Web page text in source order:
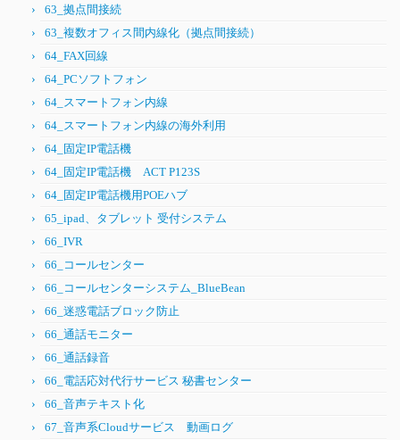
63_拠点間接続
63_複数オフィス間内線化（拠点間接続）
64_FAX回線
64_PCソフトフォン
64_スマートフォン内線
64_スマートフォン内線の海外利用
64_固定IP電話機
64_固定IP電話機 ACT P123S
64_固定IP電話機用POEハブ
65_ipad、タブレット 受付システム
66_IVR
66_コールセンター
66_コールセンターシステム_BlueBean
66_迷惑電話ブロック防止
66_通話モニター
66_通話録音
66_電話応対代行サービス 秘書センター
66_音声テキスト化
67_音声系Cloudサービス 動画ログ